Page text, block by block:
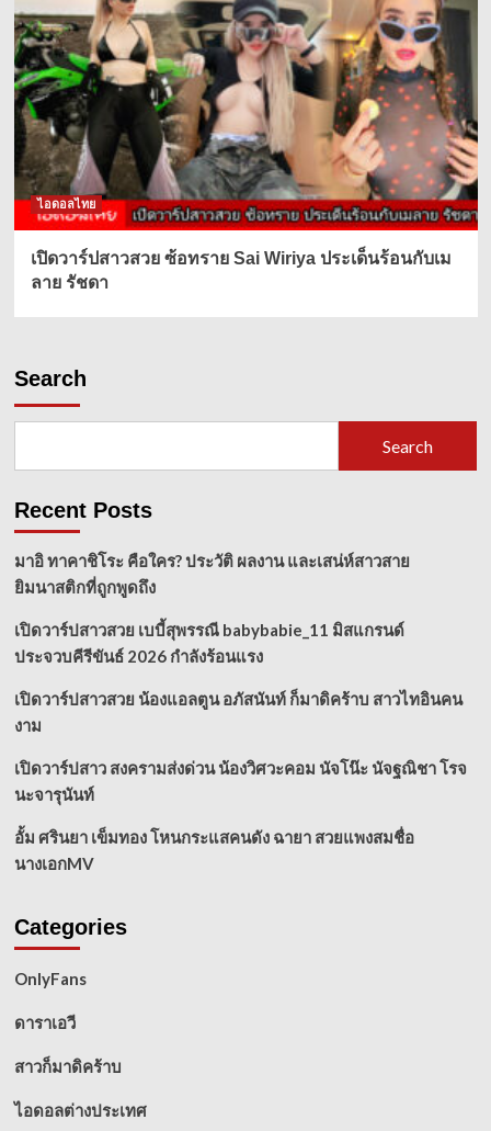
ไอดอลไทย
เปิดวาร์ปสาวสวย ซ้อทราย Sai Wiriya ประเด็นร้อนกับเม
ลาย รัชดา
Search
Search
Recent Posts
มาอิ ทาคาชิโระ คือใคร? ประวัติ ผลงาน และเสน่ห์สาวสาย
ยิมนาสติกที่ถูกพูดถึง
เปิดวาร์ปสาวสวย เบบี้สุพรรณี babybabie_11 มิสแกรนด์
ประจวบคีรีขันธ์ 2026 กำลังร้อนแรง
เปิดวาร์ปสาวสวย น้องแอลตูน อภัสนันท์ ก็มาดิคร้าบ สาวไทอินคน
งาม
เปิดวาร์ปสาว สงครามส่งด่วน น้องวิศวะคอม นัจโน๊ะ นัจฐณิชา โรจ
นะจารุนันท์
อั้ม ศรินยา เข็มทอง โหนกระแสคนดัง ฉายา สวยแพงสมชื่อ
นางเอกMV
Categories
OnlyFans
ดาราเอวี
สาวก็มาดิคร้าบ
ไอดอลต่างประเทศ